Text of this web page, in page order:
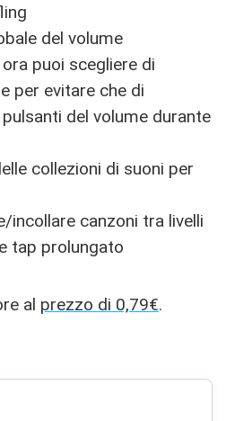
del volume
puoi scegliere di
per evitare che di
del volume durante
collezioni di suoni per
incollare canzoni tra livelli
tap prolungato
al prezzo di 0,79€.